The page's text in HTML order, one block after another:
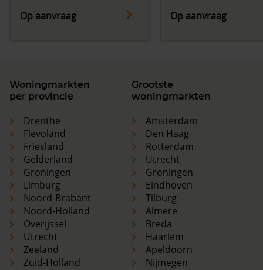
Op aanvraag
Op aanvraag
Woningmarkten
per provincie
Drenthe
Flevoland
Friesland
Gelderland
Groningen
Limburg
Noord-Brabant
Noord-Holland
Overijssel
Utrecht
Zeeland
Zuid-Holland
Grootste
woningmarkten
Amsterdam
Den Haag
Rotterdam
Utrecht
Groningen
Eindhoven
Tilburg
Almere
Breda
Haarlem
Apeldoorn
Nijmegen